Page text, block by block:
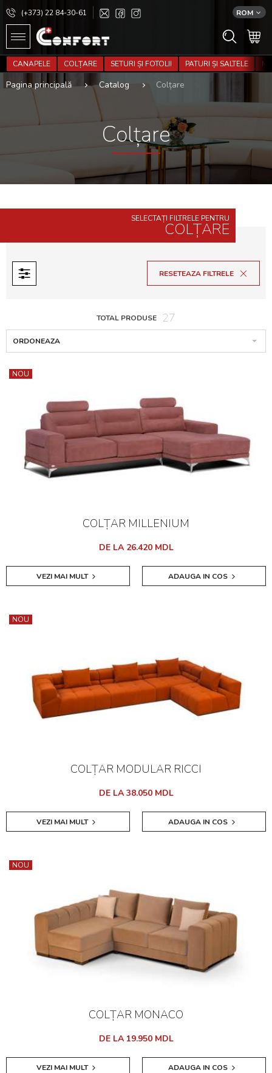
ROM
(+373) 22 84-30-61
CANAPELE COLȚARE SETURI ȘI FOTOLII PATURI ȘI SALTELE
Pagina principală Catalog Colțare
Colțare
SELECTAȚI FILTRELE PENTRU
COLȚARE
RESETEAZA FILTRELE
TOTAL PRODUSE 27
ORDONEAZA
NOU
COLȚAR MILLENIUM
DE LA 26.420 MDL
VEZI MAI MULT ADAUGA IN COS
NOU
COLȚAR MODULAR RICCI
DE LA 38.050 MDL
VEZI MAI MULT ADAUGA IN COS
NOU
COLȚAR MONACO
DE LA 19.950 MDL
VEZI MAI MULT ADAUGA IN COS